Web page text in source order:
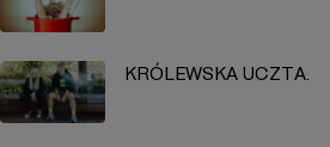
KRÓLEWSKA UCZTA.